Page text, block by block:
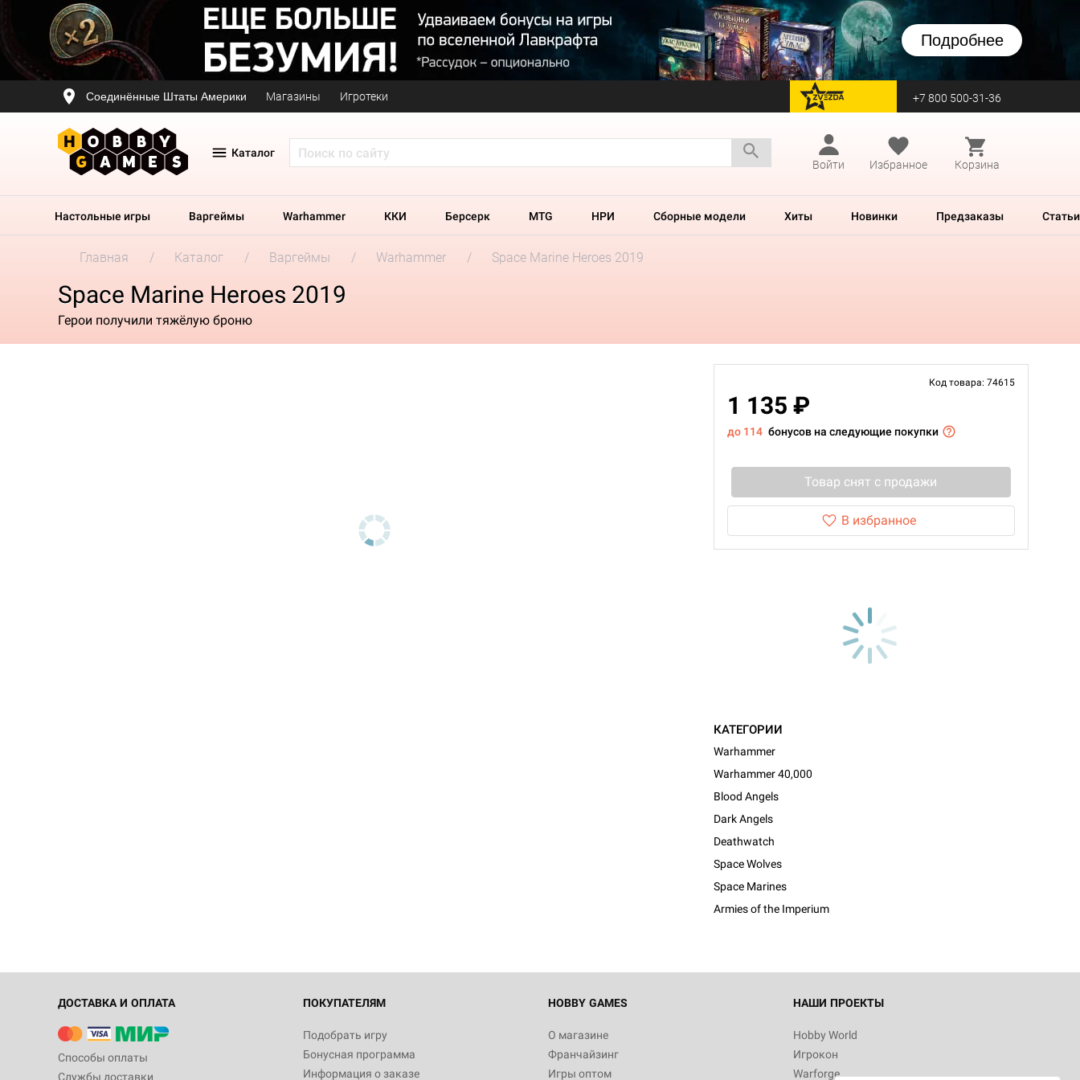
Подробнее
Соединённые Штаты Америки Магазины Игротеки перейти на Zvezda +7 800 500-31-36
Каталог
Войти
Избранное Корзина
Настольные игры Варгеймы Warhammer ККИ Берсерк MTG НРИ Сборные модели Хиты Новинки Предзаказы Статьи
Главная Каталог Варгеймы Warhammer Space Marine Heroes 2019
Space Marine Heroes 2019
Герои получили тяжёлую броню
Код товара: 74615
1 135 ₽
до 114 бонусов на следующие покупки
Товар снят с продажи
В избранное
КАТЕГОРИИ
Warhammer
Warhammer 40,000
Blood Angels
Dark Angels
Deathwatch
Space Wolves
Space Marines
Armies of the Imperium
ДОСТАВКА И ОПЛАТА
Способы оплаты
Службы доставки
ПОКУПАТЕЛЯМ
Подобрать игру
Бонусная программа
Информация о заказе
HOBBY GAMES
О магазине
Франчайзинг
Игры оптом
НАШИ ПРОЕКТЫ
Hobby World
Игрокон
Warforge